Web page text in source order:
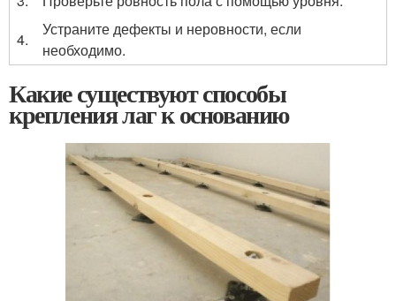
4.
Устраните дефекты и неровности, если
необходимо.
Какие существуют способы
крепления лаг к основанию